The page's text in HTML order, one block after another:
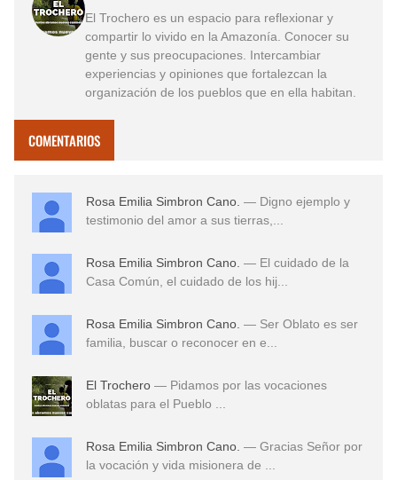
El Trochero es un espacio para reflexionar y
compartir lo vivido en la Amazonía. Conocer su
gente y sus preocupaciones. Intercambiar
experiencias y opiniones que fortalezcan la
organización de los pueblos que en ella habitan.
COMENTARIOS
Rosa Emilia Simbron Cano. — Digno ejemplo y
testimonio del amor a sus tierras,...
Rosa Emilia Simbron Cano. — El cuidado de la
Casa Común, el cuidado de los hij...
Rosa Emilia Simbron Cano. — Ser Oblato es ser
familia, buscar o reconocer en e...
El Trochero — Pidamos por las vocaciones
oblatas para el Pueblo ...
Rosa Emilia Simbron Cano. — Gracias Señor por
la vocación y vida misionera de ...